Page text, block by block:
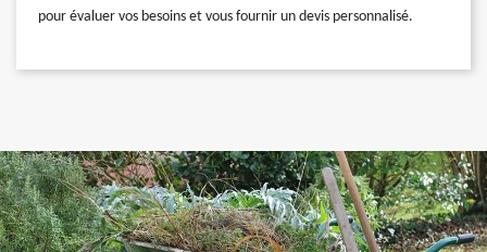
pour évaluer vos besoins et vous fournir un devis personnalisé.